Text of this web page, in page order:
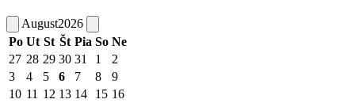
August2026
Po Ut St Št Pia So Ne
27 28 29 30 31 1
2
3
4 5 6 7 8
9
10 11 12 13 14 15 16